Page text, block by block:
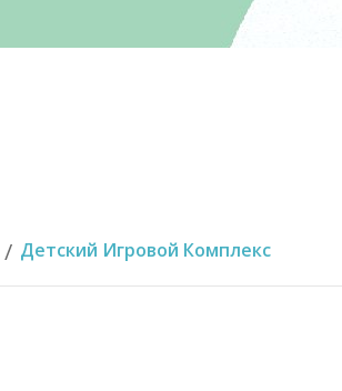
Детский Игровой Комплекс